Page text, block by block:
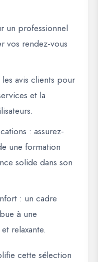
un professionnel
vos rendez-vous
avis clients pour
et la
: assurez-
une formation
solide dans son
: un cadre
à une
relaxante.
cette sélection